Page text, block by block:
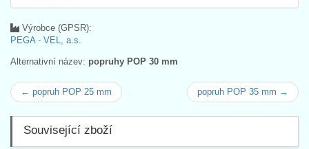
Výrobce (GPSR):
PEGA - VEL, a.s.
Alternativní název: popruhy POP 30 mm
← popruh POP 25 mm popruh POP 35 mm →
Související zboží